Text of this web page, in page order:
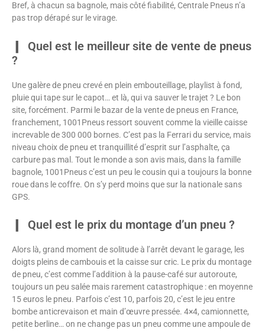
Bref, à chacun sa bagnole, mais côté fiabilité, Centrale Pneus n’a
pas trop dérapé sur le virage.
Quel est le meilleur site de vente de pneus
?
Une galère de pneu crevé en plein embouteillage, playlist à fond,
pluie qui tape sur le capot… et là, qui va sauver le trajet ? Le bon
site, forcément. Parmi le bazar de la vente de pneus en France,
franchement, 1001Pneus ressort souvent comme la vieille caisse
increvable de 300 000 bornes. C’est pas la Ferrari du service, mais
niveau choix de pneu et tranquillité d’esprit sur l’asphalte, ça
carbure pas mal. Tout le monde a son avis mais, dans la famille
bagnole, 1001Pneus c’est un peu le cousin qui a toujours la bonne
roue dans le coffre. On s’y perd moins que sur la nationale sans
GPS.
Quel est le prix du montage d’un pneu ?
Alors là, grand moment de solitude à l’arrêt devant le garage, les
doigts pleins de cambouis et la caisse sur cric. Le prix du montage
de pneu, c’est comme l’addition à la pause-café sur autoroute,
toujours un peu salée mais rarement catastrophique : en moyenne
15 euros le pneu. Parfois c’est 10, parfois 20, c’est le jeu entre
bombe anticrevaison et main d’œuvre pressée. 4×4, camionnette,
petite berline… on ne change pas un pneu comme une ampoule de